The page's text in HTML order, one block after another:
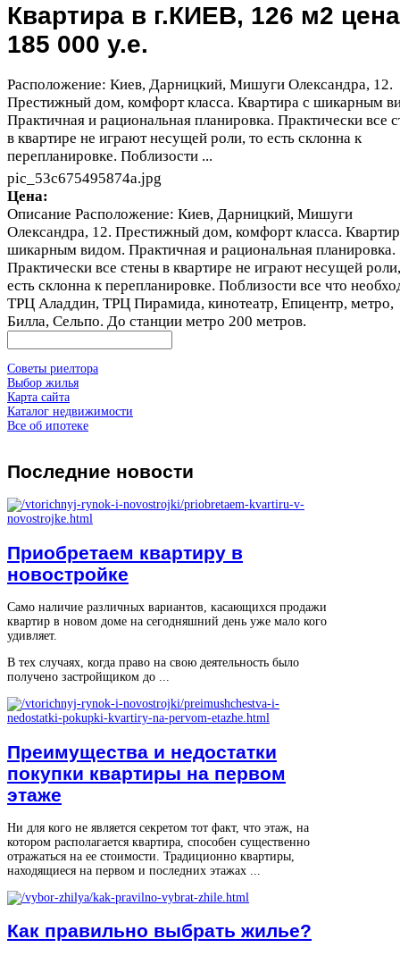
Квартира в г.КИЕВ, 126 м2 цена
185 000 у.е.
Расположение: Киев, Дарницкий, Мишуги Олександра, 12.
Престижный дом, комфорт класса. Квартира с шикарным
Практичная и рациональная планировка. Практически все
в квартире не играют несущей роли, то есть склонна к
перепланировке. Поблизости ...
pic_53c675495874a.jpg
Цена:
Описание Расположение: Киев, Дарницкий, Мишуги
Олександра, 12. Престижный дом, комфорт класса.
шикарным видом. Практичная и рациональная планировка.
Практически все стены в квартире не играют несущей
есть склонна к перепланировке. Поблизости все что
ТРЦ Аладдин, ТРЦ Пирамида, кинотеатр, Епицентр, метро,
Билла, Сельпо. До станции метро 200 метров.
Советы риелтора
Выбор жилья
Карта сайта
Каталог недвижимости
Все об ипотеке
Последние новости
Приобретаем квартиру в
новостройке
Само наличие различных вариантов, касающихся продажи
квартир в новом доме на сегодняшний день уже мало кого
удивляет.
В тех случаях, когда право на свою деятельность было
получено застройщиком до ...
Преимущества и недостатки
покупки квартиры на первом
этаже
Ни для кого не является секретом тот факт, что этаж, на
котором располагается квартира, способен существенно
отражаться на ее стоимости. Традиционно квартиры,
находящиеся на первом и последних этажах ...
Как правильно выбрать жилье?